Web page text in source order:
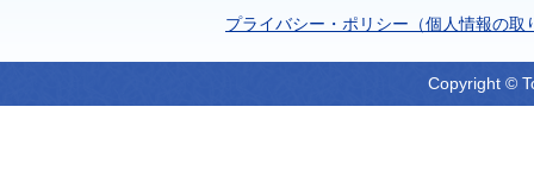
プライバシー・ポリシー（個人情報の取
Copyright ©